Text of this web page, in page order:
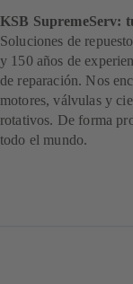
KSB SupremeServ:
Soluciones de
y 150 años de
de reparación. Nos
motores, válvulas y
rotativos. De forma
todo el mundo.